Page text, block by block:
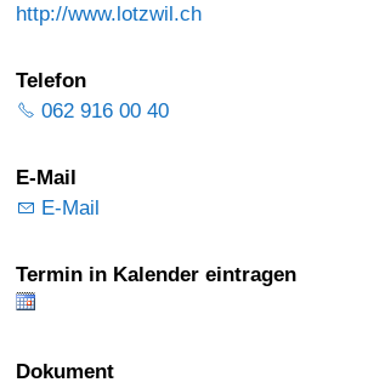
http://www.lotzwil.ch
Telefon
062 916 00 40
E-Mail
E-Mail
Termin in Kalender eintragen
Dokument